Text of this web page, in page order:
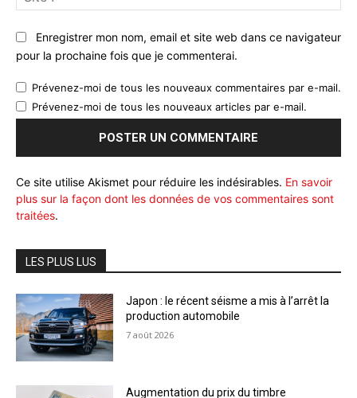
:
Enregistrer mon nom, email et site web dans ce navigateur
pour la prochaine fois que je commenterai.
Prévenez-moi de tous les nouveaux commentaires par e-mail.
Prévenez-moi de tous les nouveaux articles par e-mail.
Ce site utilise Akismet pour réduire les indésirables. En savoir
plus sur la façon dont les données de vos commentaires sont
traitées.
LES PLUS LUS
Japon : le récent séisme a mis à l’arrêt la
production automobile
7 août 2026
Augmentation du prix du timbre